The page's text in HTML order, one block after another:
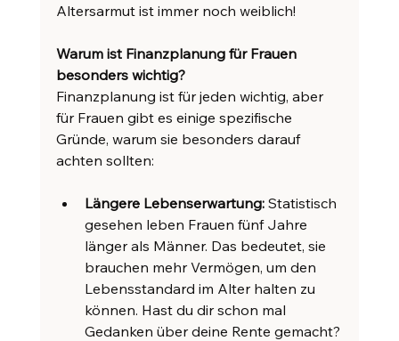
Altersarmut ist immer noch weiblich!
Warum ist Finanzplanung für Frauen
besonders wichtig?
Finanzplanung ist für jeden wichtig, aber
für Frauen gibt es einige spezifische
Gründe, warum sie besonders darauf
achten sollten:
Längere Lebenserwartung: Statistisch
gesehen leben Frauen fünf Jahre
länger als Männer. Das bedeutet, sie
brauchen mehr Vermögen, um den
Lebensstandard im Alter halten zu
können. Hast du dir schon mal
Gedanken über deine Rente gemacht?